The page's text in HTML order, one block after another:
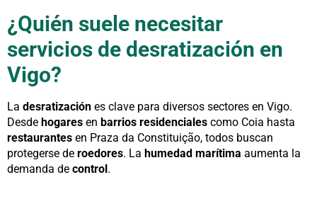
¿Quién suele necesitar
servicios de desratización en
Vigo?
La desratización es clave para diversos sectores en Vigo.
Desde hogares en barrios residenciales como Coia hasta
restaurantes en Praza da Constituição, todos buscan
protegerse de roedores. La humedad marítima aumenta la
demanda de control .